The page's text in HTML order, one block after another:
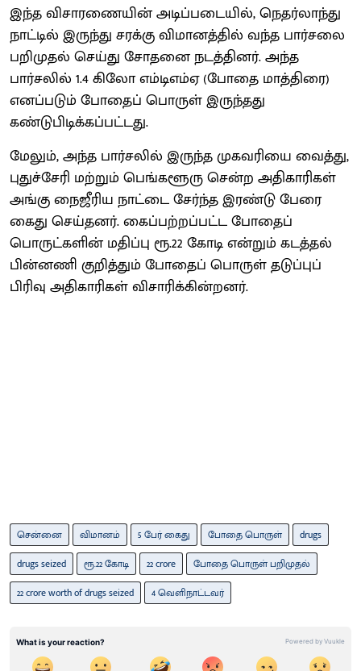
இந்த விசாரணையின் அடிப்படையில், நெதர்லாந்து
நாட்டில் இருந்து சரக்கு விமானத்தில் வந்த பார்சலை
பறிமுதல் செய்து சோதனை நடத்தினர். அந்த
பார்சலில் 1.4 கிலோ எம்டிஎம்ஏ (போதை மாத்திரை)
எனப்படும் போதைப் பொருள் இருந்தது
கண்டுபிடிக்கப்பட்டது.
மேலும், அந்த பார்சலில் இருந்த முகவரியை வைத்து,
புதுச்சேரி மற்றும் பெங்களூரு சென்ற அதிகாரிகள்
அங்கு நைஜீரிய நாட்டை சேர்ந்த இரண்டு பேரை
கைது செய்தனர். கைப்பற்றப்பட்ட போதைப்
பொருட்களின் மதிப்பு ரூ.22 கோடி என்றும் கடத்தல்
பின்னணி குறித்தும் போதைப் பொருள் தடுப்புப்
பிரிவு அதிகாரிகள் விசாரிக்கின்றனர்.
சென்னை விமானம் 5 பேர் கைது போதை பொருள்
drugs
drugs seized
ரூ.22 கோடி 22 crore
போதை பொருள் பறிமுதல்
22 crore worth of drugs seized
4 வெளிநாட்டவர்